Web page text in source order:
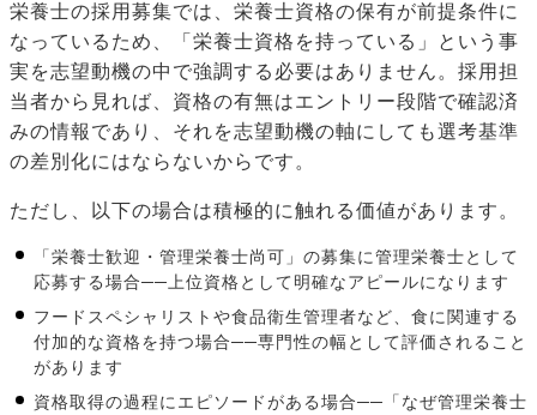
栄養士の採用募集では、栄養士資格の保有が前提条件に
なっているため、「栄養士資格を持っている」という事
実を志望動機の中で強調する必要はありません。採用担
当者から見れば、資格の有無はエントリー段階で確認済
みの情報であり、それを志望動機の軸にしても選考基準
の差別化にはならないからです。
ただし、以下の場合は積極的に触れる価値があります。
「栄養士歓迎・管理栄養士尚可」の募集に管理栄養士として
応募する場合──上位資格として明確なアピールになります
フードスペシャリストや食品衛生管理者など、食に関連する
付加的な資格を持つ場合──専門性の幅として評価されること
があります
資格取得の過程にエピソードがある場合──「なぜ管理栄養士